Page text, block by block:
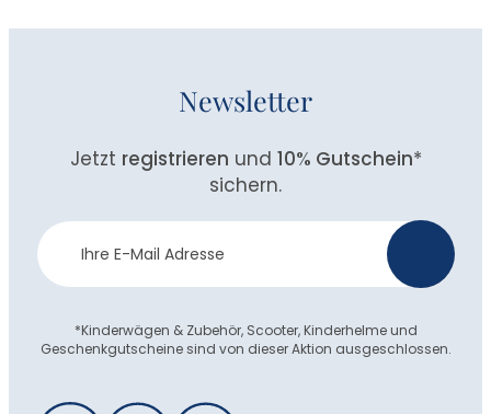
Newsletter
Jetzt registrieren und 10% Gutschein*
sichern.
Newsletter
Anmeldung
*Kinderwägen & Zubehör, Scooter, Kinderhelme und
Geschenkgutscheine sind von dieser Aktion ausgeschlossen.